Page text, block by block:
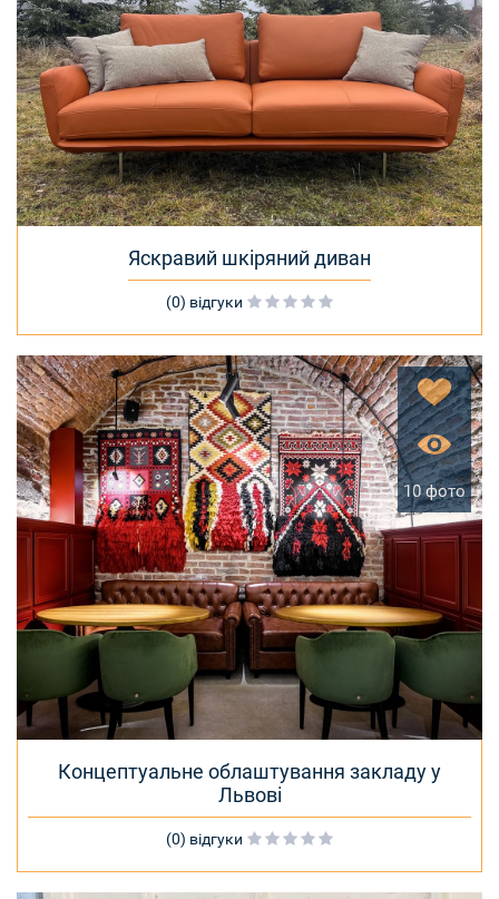
Яскравий шкіряний диван
(0) відгуки
Концептуальне облаштування закладу у
Львові
(0) відгуки
10 фото